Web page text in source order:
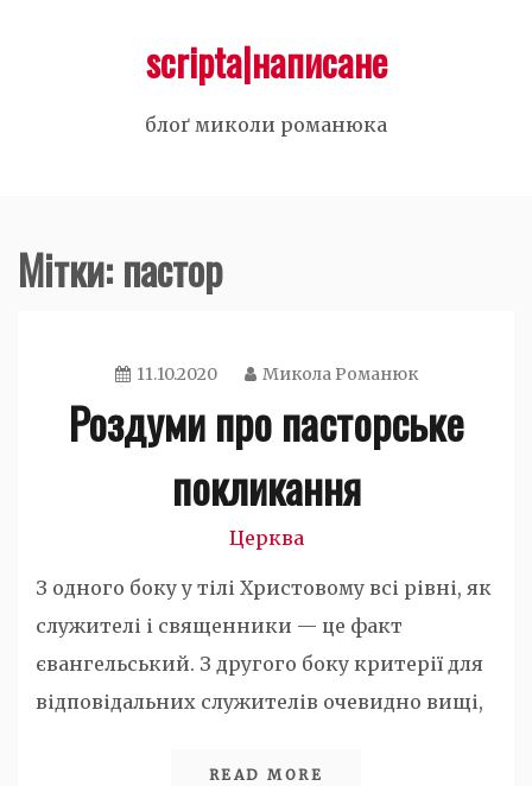
scripta|написане
блоґ миколи романюка
Мітки: пастор
11.10.2020 Микола Романюк
Роздуми про пасторське
покликання
Церква
З одного боку у тілі Христовому всі рівні, як
служителі і священники — це факт
євангельський. З другого боку критерії для
відповідальних служителів очевидно вищі,
READ MORE